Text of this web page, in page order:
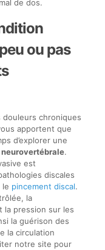
de dos.
ou pas
chroniques
apportent que
d’explorer une
.
est
discales
le pincement discal.
la
la pression sur les
la guérison des
la circulation
notre site pour